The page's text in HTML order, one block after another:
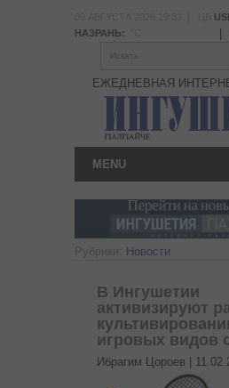
НАЗРАНЬ:
Искать
ЕЖЕДНЕВНАЯ
MENU
Рубрики: Новости
В Ингушетии
активизируют
игровых видов
Ибрагим Цороев |